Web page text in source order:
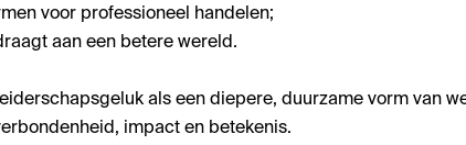
voor professioneel handelen;
aan een betere wereld.
als een diepere, duurzame vorm van
impact en betekenis.